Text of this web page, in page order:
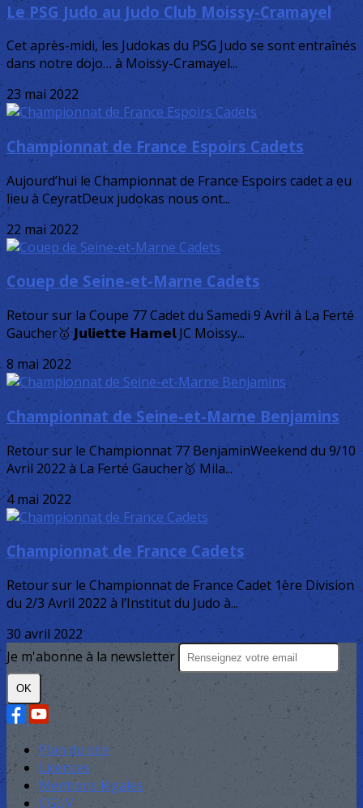
Le PSG Judo au Judo Club Moissy-Cramayel
Cet après-midi, les Judokas du PSG Judo se sont entraînés
dans notre dojo… à Moissy-Cramayel...
23 mai 2022
Championnat de France Espoirs Cadets
Aujourd’hui le Championnat de France Espoirs cadet a eu
lieu à CeyratDeux judokas nous ont...
22 mai 2022
Couep de Seine-et-Marne Cadets
Retour sur la Coupe 77 Cadet du Samedi 9 Avril à La Ferté
Gaucher🥇 𝗝𝘂𝗹𝗶𝗲𝘁𝘁𝗲 𝗛𝗮𝗺𝗲𝗹 JC Moissy...
8 mai 2022
Championnat de Seine-et-Marne Benjamins
Retour sur le Championnat 77 BenjaminWeekend du 9/10
Avril 2022 à La Ferté Gaucher🥇 Mila...
4 mai 2022
Championnat de France Cadets
Retour sur le Championnat de France Cadet 1ère Division
du 2/3 Avril 2022 à l’Institut du Judo à...
30 avril 2022
Je m'abonne à la newsletter
OK
Plan du site
Licences
Mentions légales
CGUV